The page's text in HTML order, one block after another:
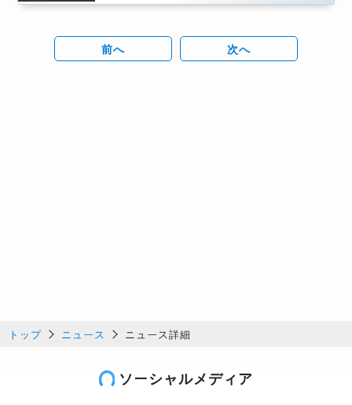
前へ 次へ
トップ ニュース ニュース詳細
ソーシャルメディア